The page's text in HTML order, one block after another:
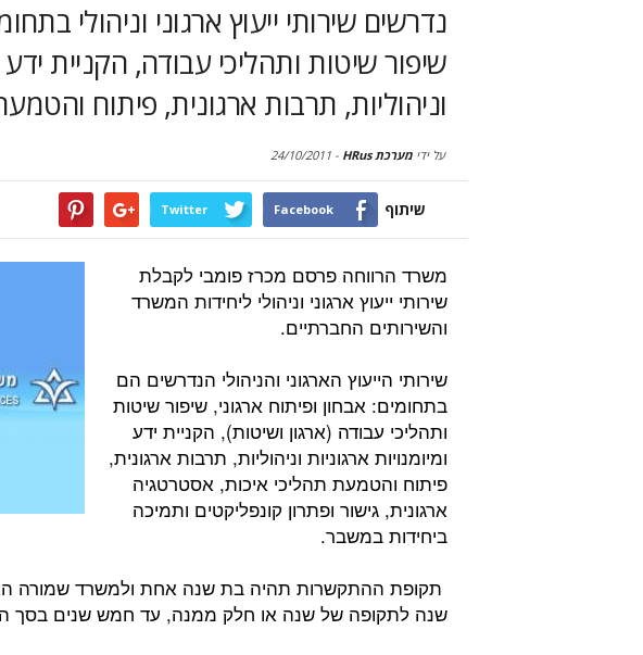
נדרשים שירותי ייעוץ ארגוני וניהולי
שיפור שיטות ותהליכי עבודה, הקניית ידע
וניהוליות, תרבות ארגונית, פיתוח
על ידימערכת HRus -
24/10/2011
שיתוף Facebook
Twitter
משרד הרווחה פרסם מכרז פומבי לקבלת
שירותי ייעוץ ארגוני וניהולי ליחידות המשרד
והשירותים החברתיים.
שירותי הייעוץ הארגוני והניהולי הנדרשים הם
בתחומים: אבחון ופיתוח ארגוני, שיפור שיטות
ותהליכי עבודה (ארגון ושיטות), הקניית ידע
ומיומנויות ארגוניות וניהוליות, תרבות ארגונית,
פיתוח והטמעת תהליכי איכות, אסטרטגיה
ארגונית, גישור ופתרון קונפליקטים ותמיכה
ביחידות במשבר.
תקופת ההתקשרות תהיה בת שנה אחת ולמשרד שמורה
שנה לתקופה של שנה או חלק ממנה, עד חמש שנים בסך